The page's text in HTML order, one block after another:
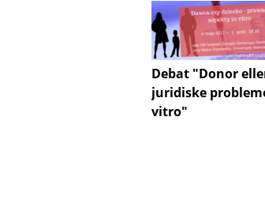
Debat "Donor
juridiske
vitro"